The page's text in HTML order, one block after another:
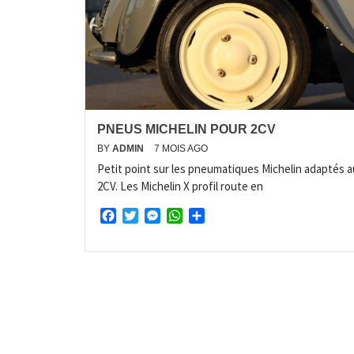
PNEUS MICHELIN POUR 2CV
BY ADMIN 7 MOIS AGO
Petit point sur les pneumatiques Michelin adaptés
2CV. Les Michelin X profil route en
FacebookTwitterMessengerWhatsApp